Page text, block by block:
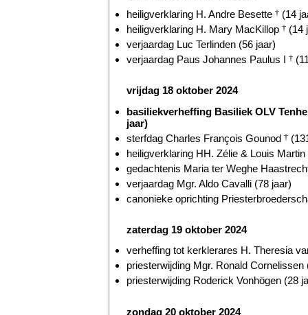
heiligverklaring H. Andre Besette † (14
heiligverklaring H. Mary MacKillop † (14
verjaardag Luc Terlinden (56 jaar)
verjaardag Paus Johannes Paulus I †
vrijdag 18 oktober 2024
basiliekverheffing Basiliek OLV
jaar)
sterfdag Charles François Gounod †
heiligverklaring HH. Zélie & Louis Martin
gedachtenis Maria ter Weghe
verjaardag Mgr. Aldo Cavalli (78 jaar)
canonieke oprichting
zaterdag 19 oktober 2024
verheffing tot kerklerares H. Theresia
priesterwijding Mgr. Ronald Cornelissen
priesterwijding Roderick Vonhögen (28
zondag 20 oktober 2024